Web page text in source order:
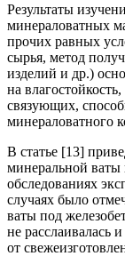
Результаты
минераловатных
прочих равных
сырья, метод
изделий и др.)
на
связующих,
минераловатного
В статье [13]
минеральной ваты
обследованиях
случаях было
ваты под
не расслаивалась
от